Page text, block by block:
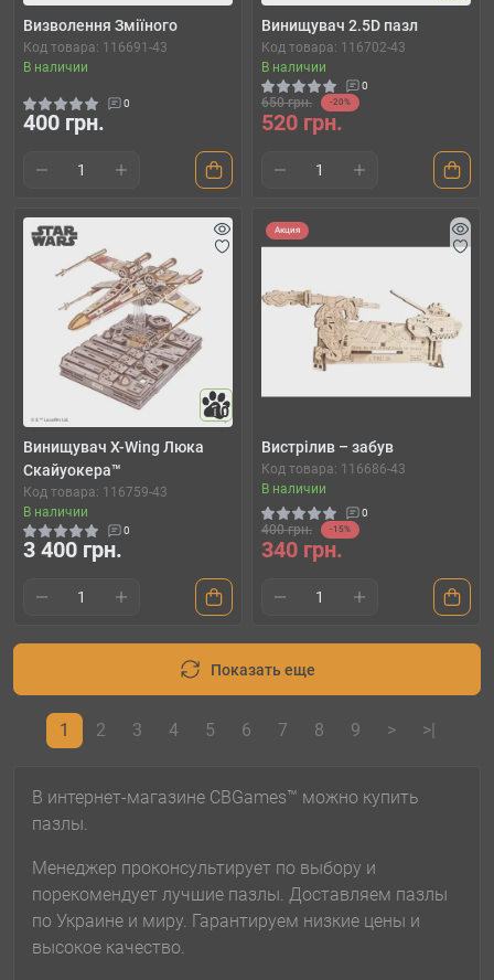
Визволення Зміїного
Код товара: 116691-43
В наличии
0
400 грн.
Винищувач 2.5D пазл
Код товара: 116702-43
В наличии
0
650 грн. -20%
520 грн.
10
Винищувач X-Wing Люка
Скайуокера™
Код товара: 116759-43
В наличии
0
3 400 грн.
Акция
Вистрілив – забув
Код товара: 116686-43
В наличии
0
400 грн. -15%
340 грн.
Показать еще
1 2 3 4 5 6 7 8 9 > >|
В интернет-магазине CBGames™ можно купить
пазлы.
Менеджер проконсультирует по выбору и
порекомендует лучшие пазлы. Доставляем пазлы
по Украине и миру. Гарантируем низкие цены и
высокое качество.